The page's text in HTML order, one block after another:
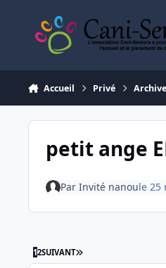
Accueil Privé
petit ange
Par Invité nanoule 25
12SUIVANT DERNIÈRE PAGE